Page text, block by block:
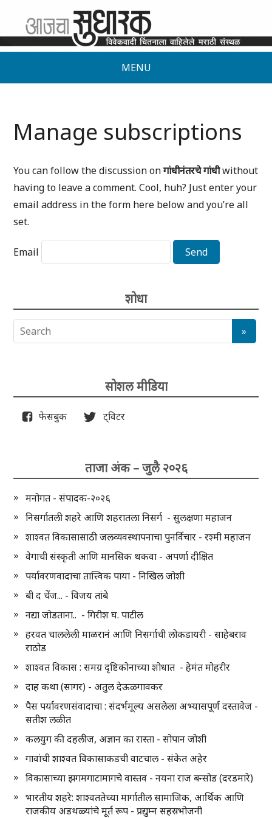
MENU
Manage subscriptions
You can follow the discussion onगांधीनंतरचे गांधीwithout
having to leave a comment. Cool, huh? Just enter your
email address in the form here below and you’re all
set.
Email
शोधा
सोशल मीडिया
फेसबुक ट्विटर
ताजा अंक – जुलै २०२६
मनोगत - संपादक-२०२६
निसर्गातली शहरे आणि शहरातला निसर्ग - सुलक्षणा महाजन
शाश्वत विकासासाठी जलव्यवस्थापनाचा पुनर्विचार - रश्मी महाजन
वेगाची संस्कृती आणि मानसिक थकवा - अपर्णा दीक्षित
पर्यावरणवादाचा तात्त्विक पाया - निखिल जोशी
बी द चेंज... - विजय तांबे
नद्या जोडताना.. - गिरीश घ. पाटील
हरवत चाललेली माळरानं आणि निसर्गाची लोकडायरी - साहेबराव
राठोड
शाश्वत विकास : समग्र दृष्टिकोनाच्या शोधात - हेमंत मोहरीर
दाह कथा (सागर) - अतुल देऊळगावकर
पैस पर्यावरणसंवादाचा : संदर्भमूल्य असलेला अभ्यासपूर्ण दस्तावेज -
सतीश लळीत
कलयुग की दहलीज, अज्ञान का रास्ता - सोपान जोशी
गावांची शाश्वत विकासाकडची वाटचाल - संकेत अहेर
विकासाच्या झगमगाटामागचे वास्तव - नयना राज बन्सोड (दरडमारे)
भारतीय शहरे: शाश्वततेच्या मार्गातील सामाजिक, आर्थिक आणि
राजकीय अडथळ्यांचे मूर्त रूप - प्रद्युम्न सहस्रभोजनी